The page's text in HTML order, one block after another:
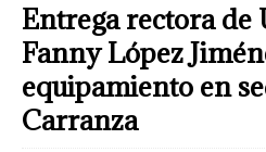
Entrega rectora
Fanny López
equipamiento en
Carranza